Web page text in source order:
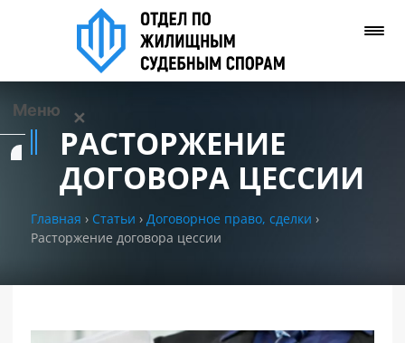
Меню ✕
О нас
(WhatsApp)
РАСТОРЖЕНИЕ
ДОГОВОРА ЦЕССИИ
Главная › Статьи › Договорное право, сделки ›
Расторжение договора цессии